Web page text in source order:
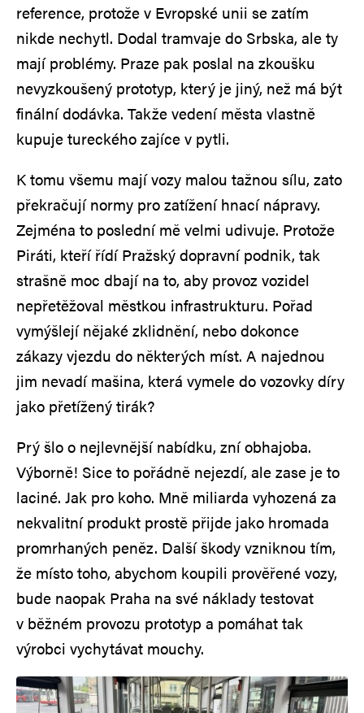
reference, protože v Evropské unii se zatím
nikde nechytl. Dodal tramvaje do Srbska, ale ty
mají problémy. Praze pak poslal na zkoušku
nevyzkoušený prototyp, který je jiný, než má být
finální dodávka. Takže vedení města vlastně
kupuje tureckého zajíce v pytli.
K tomu všemu mají vozy malou tažnou sílu, zato
překračují normy pro zatížení hnací nápravy.
Zejména to poslední mě velmi udivuje. Protože
Piráti, kteří řídí Pražský dopravní podnik, tak
strašně moc dbají na to, aby provoz vozidel
nepřetěžoval městkou infrastrukturu. Pořad
vymýšlejí nějaké zklidnění, nebo dokonce
zákazy vjezdu do některých míst. A najednou
jim nevadí mašina, která vymele do vozovky díry
jako přetížený tirák?
Prý šlo o nejlevnější nabídku, zní obhajoba.
Výborně! Sice to pořádně nejezdí, ale zase je to
laciné. Jak pro koho. Mně miliarda vyhozená za
nekvalitní produkt prostě přijde jako hromada
promrhaných peněz. Další škody vzniknou tím,
že místo toho, abychom koupili prověřené vozy,
bude naopak Praha na své náklady testovat
v běžném provozu prototyp a pomáhat tak
výrobci vychytávat mouchy.